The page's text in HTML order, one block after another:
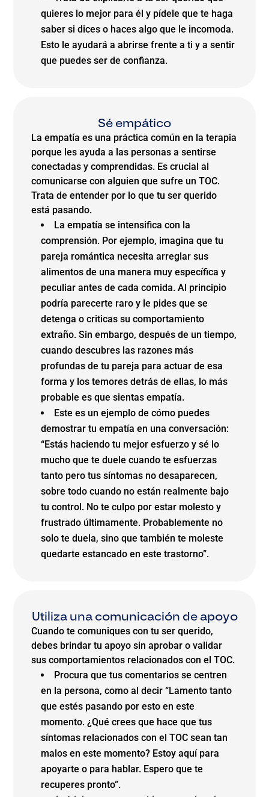
quieres lo mejor para él y pídele que te haga
saber si dices o haces algo que le incomoda.
Esto le ayudará a abrirse frente a ti y a sentir
que puedes ser de confianza.
Sé empático
La empatía es una práctica común en la terapia
porque les ayuda a las personas a sentirse
conectadas y comprendidas. Es crucial al
comunicarse con alguien que sufre un TOC.
Trata de entender por lo que tu ser querido
está pasando.
La empatía se intensifica con la
comprensión. Por ejemplo, imagina que tu
pareja romántica necesita arreglar sus
alimentos de una manera muy específica y
peculiar antes de cada comida. Al principio
podría parecerte raro y le pides que se
detenga o criticas su comportamiento
extraño. Sin embargo, después de un tiempo,
cuando descubres las razones más
profundas de tu pareja para actuar de esa
forma y los temores detrás de ellas, lo más
probable es que sientas empatía.
Este es un ejemplo de cómo puedes
demostrar tu empatía en una conversación:
“Estás haciendo tu mejor esfuerzo y sé lo
mucho que te duele cuando te esfuerzas
tanto pero tus síntomas no desaparecen,
sobre todo cuando no están realmente bajo
tu control. No te culpo por estar molesto y
frustrado últimamente. Probablemente no
solo te duela, sino que también te moleste
quedarte estancado en este trastorno”.
Utiliza una comunicación de apoyo
Cuando te comuniques con tu ser querido,
debes brindar tu apoyo sin aprobar o validar
sus comportamientos relacionados con el TOC.
Procura que tus comentarios se centren
en la persona, como al decir “Lamento tanto
que estés pasando por esto en este
momento. ¿Qué crees que hace que tus
síntomas relacionados con el TOC sean tan
malos en este momento? Estoy aquí para
apoyarte o para hablar. Espero que te
recuperes pronto”.